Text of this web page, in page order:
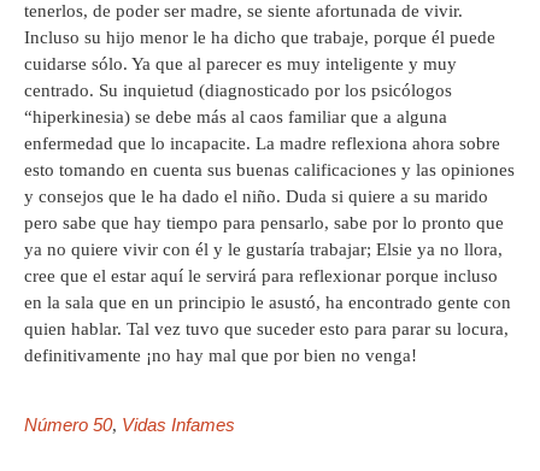
tenerlos, de poder ser madre, se siente afortunada de vivir.
Incluso su hijo menor le ha dicho que trabaje, porque él puede
cuidarse sólo. Ya que al parecer es muy inteligente y muy
centrado. Su inquietud (diagnosticado por los psicólogos
“hiperkinesia) se debe más al caos familiar que a alguna
enfermedad que lo incapacite. La madre reflexiona ahora sobre
esto tomando en cuenta sus buenas calificaciones y las opiniones
y consejos que le ha dado el niño. Duda si quiere a su marido
pero sabe que hay tiempo para pensarlo, sabe por lo pronto que
ya no quiere vivir con él y le gustaría trabajar; Elsie ya no llora,
cree que el estar aquí le servirá para reflexionar porque incluso
en la sala que en un principio le asustó, ha encontrado gente con
quien hablar. Tal vez tuvo que suceder esto para parar su locura,
definitivamente ¡no hay mal que por bien no venga!
Número 50, Vidas Infames